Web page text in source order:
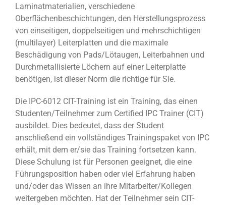
Laminatmaterialien, verschiedene
Oberflächenbeschichtungen, den Herstellungsprozess
von einseitigen, doppelseitigen und mehrschichtigen
(multilayer) Leiterplatten und die maximale
Beschädigung von Pads/Lötaugen, Leiterbahnen und
Durchmetallisierte Löchern auf einer Leiterplatte
benötigen, ist dieser Norm die richtige für Sie.
Die IPC-6012 CIT-Training ist ein Training, das einen
Studenten/Teilnehmer zum Certified IPC Trainer (CIT)
ausbildet. Dies bedeutet, dass der Student
anschließend ein vollständiges Trainingspaket von IPC
erhält, mit dem er/sie das Training fortsetzen kann.
Diese Schulung ist für Personen geeignet, die eine
Führungsposition haben oder viel Erfahrung haben
und/oder das Wissen an ihre Mitarbeiter/Kollegen
weitergeben möchten. Hat der Teilnehmer sein CIT-